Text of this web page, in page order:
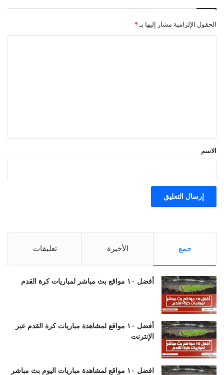
الحقول الإلزامية مشار إليها بـ *
*
الاسم
جمع الأخيرة تعليقات
أفضل ١٠ مواقع بث مباشر لمباريات كرة القدم
أفضل ١٠ مواقع لمشاهدة مباريات كرة القدم عبر
الإنترنت
افضل ١٠ مواقع لمشاهدة مباريات اليوم بث مباشر